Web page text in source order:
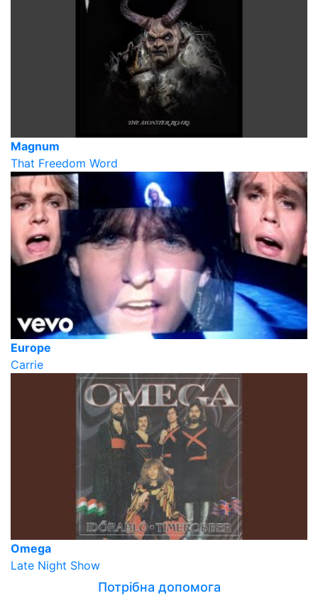
Magnum
That Freedom Word
Europe
Carrie
Omega
Late Night Show
Потрібна допомога